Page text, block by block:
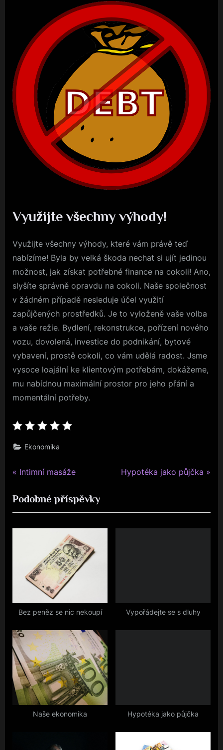
Využijte všechny výhody!
Využijte všechny výhody, které vám právě teď
nabízíme! Byla by velká škoda nechat si ujít jedinou
možnost, jak získat potřebné finance na cokoli! Ano,
slyšíte správně opravdu na cokoli. Naše společnost
v žádném případě nesleduje účel využití
zapůjčených prostředků. Je to vyloženě vaše volba
a vaše režie. Bydlení, rekonstrukce, pořízení nového
vozu, dovolená, investice do podnikání, bytové
vybavení, prostě cokoli, co vám udělá radost. Jsme
vysoce loajální ke klientovým potřebám, dokážeme,
mu nabídnou maximální prostor pro jeho přání a
momentální potřeby.
Ekonomika
Navigace
pro
příspěvek
P
e
v
i
s
:
Intimní masáže
N
t
P
Hypotéka jako půjčka
Podobné příspěvky
Bez peněz se nic nekoupí Vypořádejte se s dluhy
Naše ekonomika Hypotéka jako půjčka